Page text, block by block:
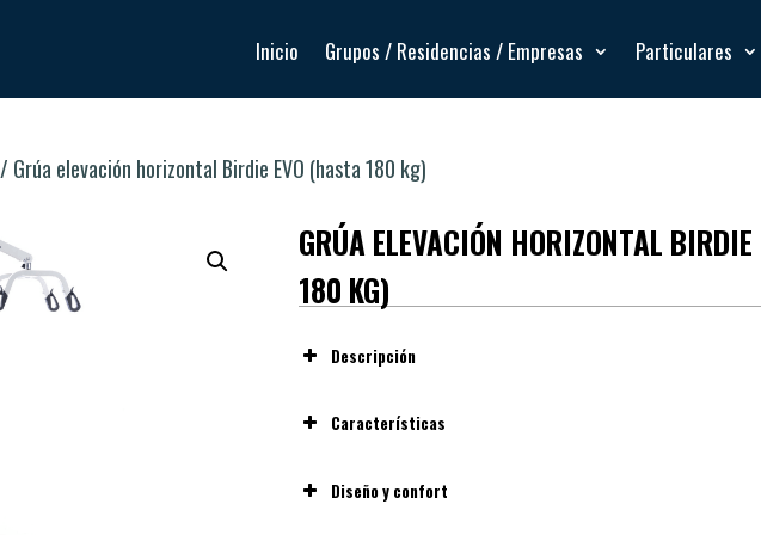
Inicio Grupos / Residencias / Empresas Particulares
/ Grúa elevación horizontal Birdie EVO (hasta 180 kg)
GRÚA ELEVACIÓN HORIZONTAL
180 KG)
Descripción
Características
complexiones.
Diseño y confort